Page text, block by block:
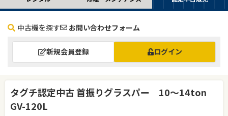
中古機を探す お問い合わせフォーム
新規会員登録 ログイン
タグチ認定中古 首振りグラスパー 10～14ton
GV-120L